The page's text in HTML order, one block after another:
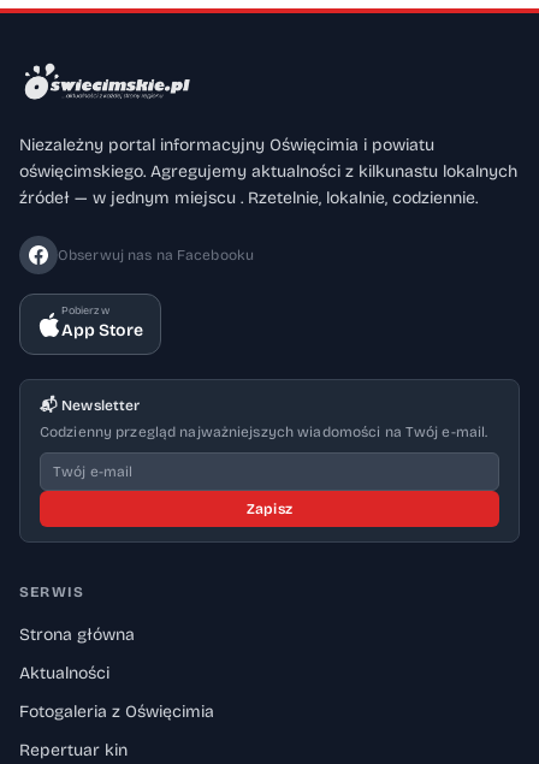
Niezależny portal informacyjny Oświęcimia i powiatu
oświęcimskiego. Agregujemy aktualności z kilkunastu lokalnych
źródeł — w jednym miejscu . Rzetelnie, lokalnie, codziennie.
Obserwuj nas na Facebooku
Pobierz w
App Store
📬 Newsletter
Codzienny przegląd najważniejszych wiadomości na Twój e-mail.
Zapisz
SERWIS
Strona główna
Aktualności
Fotogaleria z Oświęcimia
Repertuar kin